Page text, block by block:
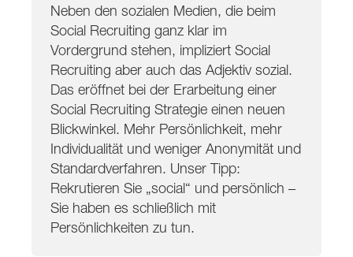
Neben den sozialen Medien, die beim
Social Recruiting ganz klar im
Vordergrund stehen, impliziert Social
Recruiting aber auch das Adjektiv sozial.
Das eröffnet bei der Erarbeitung einer
Social Recruiting Strategie einen neuen
Blickwinkel. Mehr Persönlichkeit, mehr
Individualität und weniger Anonymität und
Standardverfahren. Unser Tipp:
Rekrutieren Sie „social“ und persönlich –
Sie haben es schließlich mit
Persönlichkeiten zu tun.